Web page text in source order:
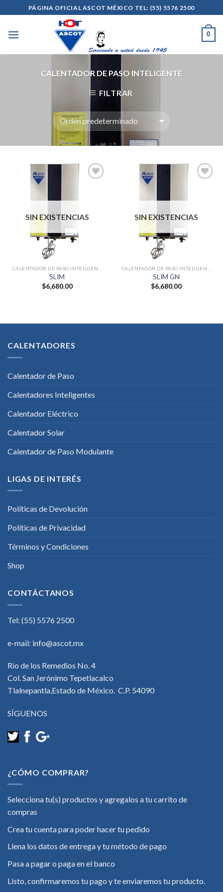
to
content
PÁGINA OFICIAL ASCOT MÉXICO TEL: (55) 5576 2500
0
CALENTADOR DE PASO INTELIGENTE
FILTRAR
lista de
SIN EXISTENCIAS
SLIM
$6,680.00
lista de
SIN EXISTENCIAS
SLIM GN
$6,680.00
CALENTADORES
Calentador de Paso
Calentadores Inteligentes
Calentador Eléctrico
Calentador Solar
Calentador de Paso Modulante
LIGAS DE INTERÉS
Políticas de Devolución
Políticas de Privacidad
Términos y Condiciones
Shop
CONTÁCTANOS
Tel: (55) 5576 2500
e-mail: info@ascot.mx
Rio de los Remedios No. 4
Col. San Jerónimo Tepetlacalco
Tlalnepantla,Estado de México. C.P. 54090
SÍGUENOS
¿CÓMO COMPRAR?
Selecciona tu(s) productos y agregalos a tu carrito de
compras
Crea tu cuenta para poder hacer tu pedido
Llena los datos de entrega y tu método de pago
Pasa a pagar o paga en el banco
Listo, confirmaremos tu pago y te enviaremos tu producto.